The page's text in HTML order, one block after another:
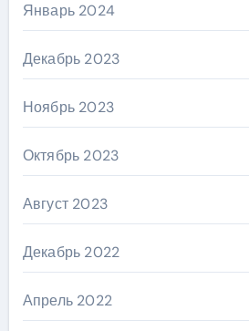
Январь 2024
Декабрь 2023
Ноябрь 2023
Октябрь 2023
Август 2023
Декабрь 2022
Апрель 2022